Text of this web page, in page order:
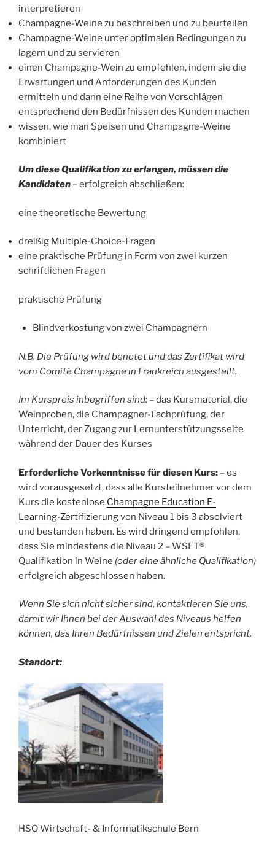
interpretieren
Champagne-Weine zu beschreiben und zu beurteilen
Champagne-Weine unter optimalen Bedingungen zu
lagern und zu servieren
einen Champagne-Wein zu empfehlen, indem sie die
Erwartungen und Anforderungen des Kunden
ermitteln und dann eine Reihe von Vorschlägen
entsprechend den Bedürfnissen des Kunden machen
wissen, wie man Speisen und Champagne-Weine
kombiniert
Um diese Qualifikation zu erlangen, müssen die
Kandidaten – erfolgreich abschließen:
eine theoretische Bewertung
dreißig Multiple-Choice-Fragen
eine praktische Prüfung in Form von zwei kurzen
schriftlichen Fragen
praktische Prüfung
Blindverkostung von zwei Champagnern
N.B. Die Prüfung wird benotet und das Zertifikat wird
vom Comité Champagne in Frankreich ausgestellt.
Im Kurspreis inbegriffen sind: – das Kursmaterial, die
Weinproben, die Champagner-Fachprüfung, der
Unterricht, der Zugang zur Lernunterstützungsseite
während der Dauer des Kurses
Erforderliche Vorkenntnisse für diesen Kurs: – es
wird vorausgesetzt, dass alle Kursteilnehmer vor dem
Kurs die kostenlose Champagne Education E-
Learning-Zertifizierungvon Niveau 1 bis 3 absolviert
und bestanden haben. Es wird dringend empfohlen,
dass Sie mindestens die Niveau 2 – WSET®
Qualifikation in Weine (oder eine ähnliche Qualifikation)
erfolgreich abgeschlossen haben.
Wenn Sie sich nicht sicher sind, kontaktieren Sie uns,
damit wir Ihnen bei der Auswahl des Niveaus helfen
können, das Ihren Bedürfnissen und Zielen entspricht.
Standort:
HSO Wirtschaft- & Informatikschule Bern